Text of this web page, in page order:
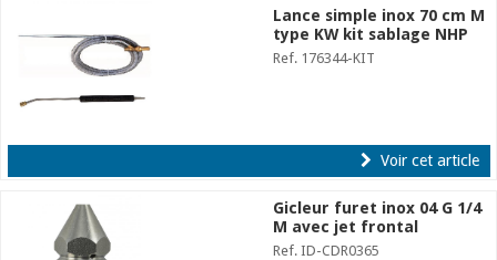
Lance simple inox 70 cm M
type KW kit sablage NHP
Ref. 176344-KIT
Voir cet article
Gicleur furet inox 04 G 1/4
M avec jet frontal
Ref. ID-CDR0365